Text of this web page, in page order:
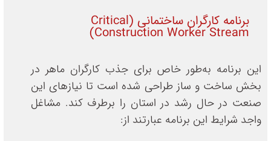
برنامه کارگران ساختمانی (Critical
Construction Worker Stream)
این برنامه به‌طور خاص برای جذب کارگران ماهر در
بخش ساخت و ساز طراحی شده است تا نیازهای این
صنعت در حال رشد در استان را برطرف کند. مشاغل
واجد شرایط این برنامه عبارتند از: